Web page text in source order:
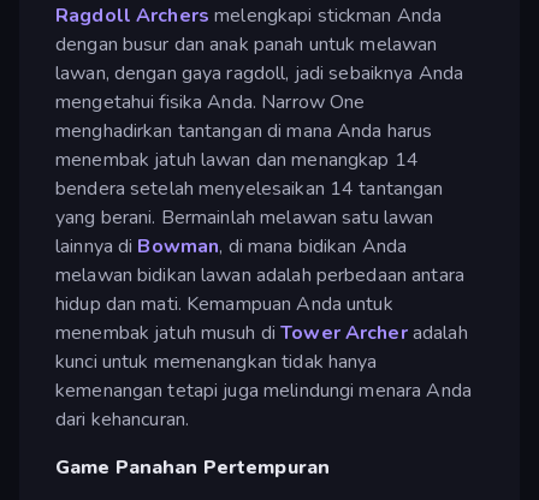
Ragdoll Archersmelengkapi stickman Anda
dengan busur dan anak panah untuk melawan
lawan, dengan gaya ragdoll, jadi sebaiknya Anda
mengetahui fisika Anda. Narrow One
menghadirkan tantangan di mana Anda harus
menembak jatuh lawan dan menangkap 14
bendera setelah menyelesaikan 14 tantangan
yang berani. Bermainlah melawan satu lawan
lainnya di Bowman, di mana bidikan Anda
melawan bidikan lawan adalah perbedaan antara
hidup dan mati. Kemampuan Anda untuk
menembak jatuh musuh diTower Archeradalah
kunci untuk memenangkan tidak hanya
kemenangan tetapi juga melindungi menara Anda
dari kehancuran.
Game Panahan Pertempuran